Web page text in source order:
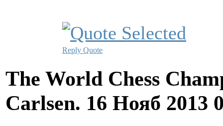
Reply Quote
The World Chess
Carlsen. 16 Нояб 2013